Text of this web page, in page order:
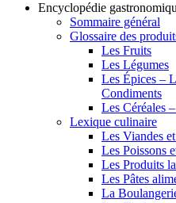
Encyclopédie
Sommaire général
Glossaire des
Les Fruits
Les Légumes
Les Épices –
Condiments
Les Céréales
Lexique culinaire
Les Viandes
Les Poissons
Les Produits
Les Pâtes
La